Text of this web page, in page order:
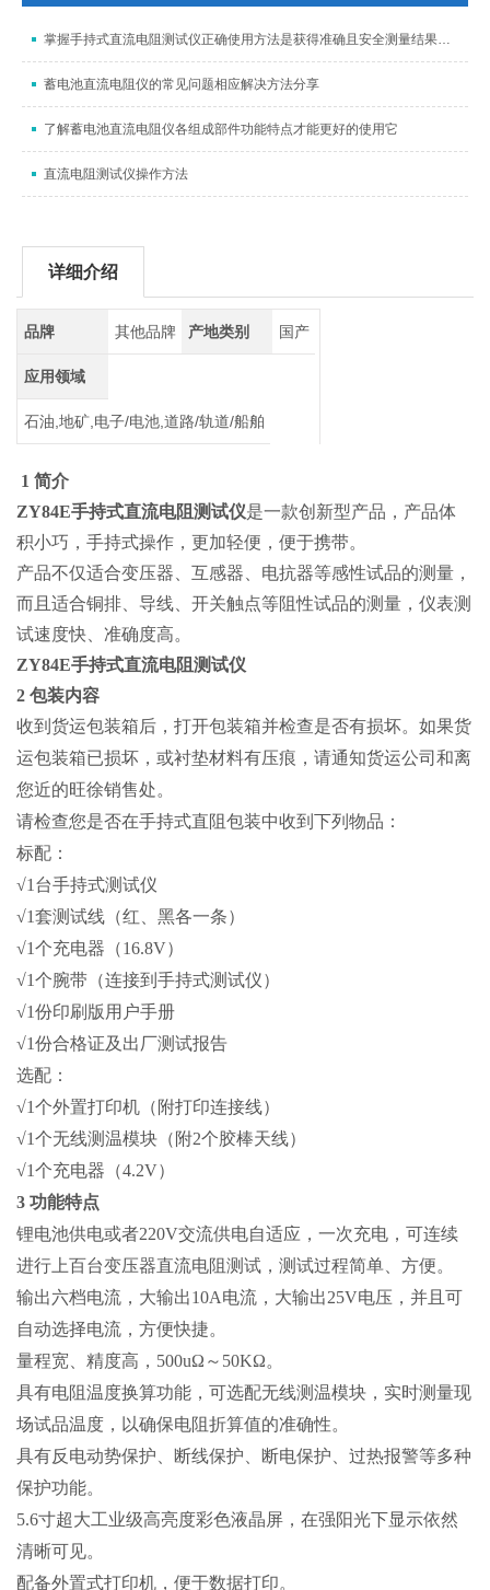
掌握手持式直流电阻测试仪正确使用方法是获得准确且安全测量结果的关键
蓄电池直流电阻仪的常见问题相应解决方法分享
了解蓄电池直流电阻仪各组成部件功能特点才能更好的使用它
直流电阻测试仪操作方法
详细介绍
品牌 其他品牌 产地类别 国产
应用领域
石油,地矿,电子/电池,道路/轨道/船舶
1 简介
ZY84E手持式直流电阻测试仪是一款创新型产品，产品体
积小巧，手持式操作，更加轻便，便于携带。
产品不仅适合变压器、互感器、电抗器等感性试品的测量，
而且适合铜排、导线、开关触点等阻性试品的测量，仪表测
试速度快、准确度高。
ZY84E手持式直流电阻测试仪
2 包装内容
收到货运包装箱后，打开包装箱并检查是否有损坏。如果货
运包装箱已损坏，或衬垫材料有压痕，请通知货运公司和离
您近的旺徐销售处。
请检查您是否在手持式直阻包装中收到下列物品：
标配：
√1台手持式测试仪
√1套测试线（红、黑各一条）
√1个充电器（16.8V）
√1个腕带（连接到手持式测试仪）
√1份印刷版用户手册
√1份合格证及出厂测试报告
选配：
√1个外置打印机（附打印连接线）
√1个无线测温模块（附2个胶棒天线）
√1个充电器（4.2V）
3 功能特点
锂电池供电或者220V交流供电自适应，一次充电，可连续
进行上百台变压器直流电阻测试，测试过程简单、方便。
输出六档电流，大输出10A电流，大输出25V电压，并且可
自动选择电流，方便快捷。
量程宽、精度高，500uΩ～50KΩ。
具有电阻温度换算功能，可选配无线测温模块，实时测量现
场试品温度，以确保电阻折算值的准确性。
具有反电动势保护、断线保护、断电保护、过热报警等多种
保护功能。
5.6寸超大工业级高亮度彩色液晶屏，在强阳光下显示依然
清晰可见。
配备外置式打印机，便于数据打印。